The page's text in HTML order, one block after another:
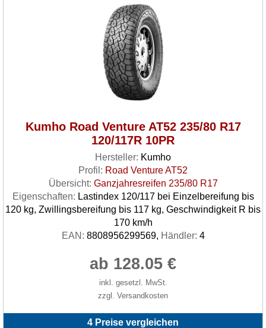
Kumho Road Venture AT52 235/80 R17
120/117R 10PR
Hersteller: Kumho
Profil: Road Venture AT52
Übersicht: Ganzjahresreifen 235/80 R17
Eigenschaften: Lastindex 120/117 bei Einzelbereifung bis
120 kg, Zwillingsbereifung bis 117 kg, Geschwindigkeit R bis
170 km/h
EAN: 8808956299569, Händler: 4
ab 128.05 €
inkl. gesetzl. MwSt.
zzgl. Versandkosten
4 Preise vergleichen